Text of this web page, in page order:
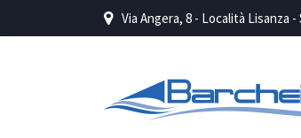
Via Angera, 8 - Località Lisanza